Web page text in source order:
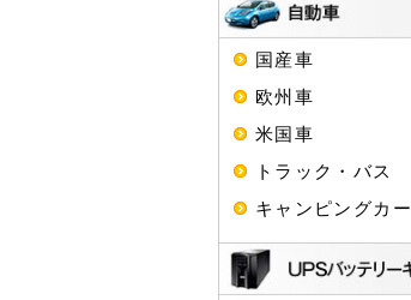
国産車
欧州車
米国車
トラック・バス
キャンピングカー